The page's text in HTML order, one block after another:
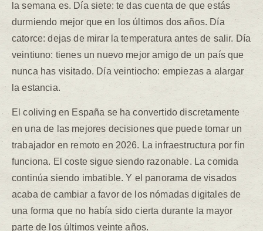
la semana es. Día siete: te das cuenta de que estás
durmiendo mejor que en los últimos dos años. Día
catorce: dejas de mirar la temperatura antes de salir. Día
veintiuno: tienes un nuevo mejor amigo de un país que
nunca has visitado. Día veintiocho: empiezas a alargar
la estancia.
El coliving en España se ha convertido discretamente
en una de las mejores decisiones que puede tomar un
trabajador en remoto en 2026. La infraestructura por fin
funciona. El coste sigue siendo razonable. La comida
continúa siendo imbatible. Y el panorama de visados
acaba de cambiar a favor de los nómadas digitales de
una forma que no había sido cierta durante la mayor
parte de los últimos veinte años.